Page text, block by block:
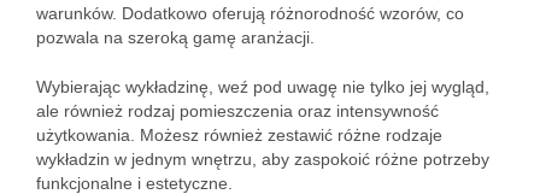
warunków. Dodatkowo oferują różnorodność wzorów, co
pozwala na szeroką gamę aranżacji.
Wybierając wykładzinę, weź pod uwagę nie tylko jej wygląd,
ale również rodzaj pomieszczenia oraz intensywność
użytkowania. Możesz również zestawić różne rodzaje
wykładzin w jednym wnętrzu, aby zaspokoić różne potrzeby
funkcjonalne i estetyczne.